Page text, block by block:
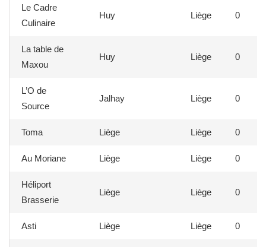
Le Cadre
Culinaire
Huy Liège 0
La table de
Maxou
Huy Liège 0
L’O de
Source
Jalhay Liège 0
Toma Liège Liège 0
Au Moriane Liège Liège 0
Héliport
Brasserie
Liège Liège 0
Asti Liège Liège 0